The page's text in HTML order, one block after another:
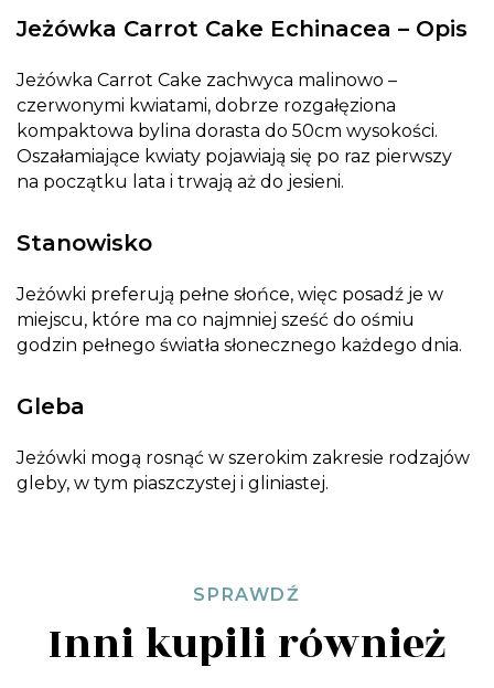
Jeżówka Carrot Cake Echinacea – Opis
Jeżówka Carrot Cake zachwyca malinowo –
czerwonymi kwiatami, dobrze rozgałęziona
kompaktowa bylina dorasta do 50cm wysokości.
Oszałamiające kwiaty pojawiają się po raz pierwszy
na początku lata i trwają aż do jesieni.
Stanowisko
Jeżówki preferują pełne słońce, więc posadź je w
miejscu, które ma co najmniej sześć do ośmiu
godzin pełnego światła słonecznego każdego dnia.
Gleba
Jeżówki mogą rosnąć w szerokim zakresie rodzajów
gleby, w tym piaszczystej i gliniastej.
SPRAWDŹ
Inni kupili również